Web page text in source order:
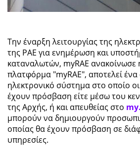
Την έναρξη λειτουργίας της
της ΡΑΕ για ενημέρωση και
καταναλωτών, myRAE ανακοίνωσε
πλατφόρμα "myRAE", αποτελεί
ηλεκτρονικό σύστημα στο οποίο
έχουν πρόσβαση είτε μέσω του
της Αρχής, ή και απευθείας στο
μπορούν να δημιουργούν
οποίας θα έχουν πρόσβαση σε
υπηρεσίες.